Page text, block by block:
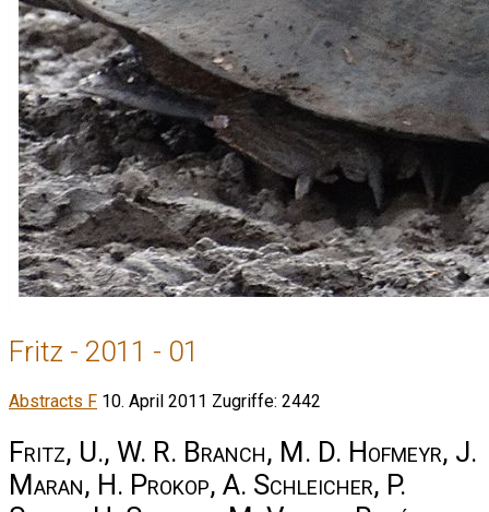
Fritz - 2011 - 01
Abstracts F 10. April 2011 Zugriffe: 2442
Fritz, U., W. R. Branch, M. D. Hofmeyr, J.
Maran, H. Prokop, A. Schleicher, P.